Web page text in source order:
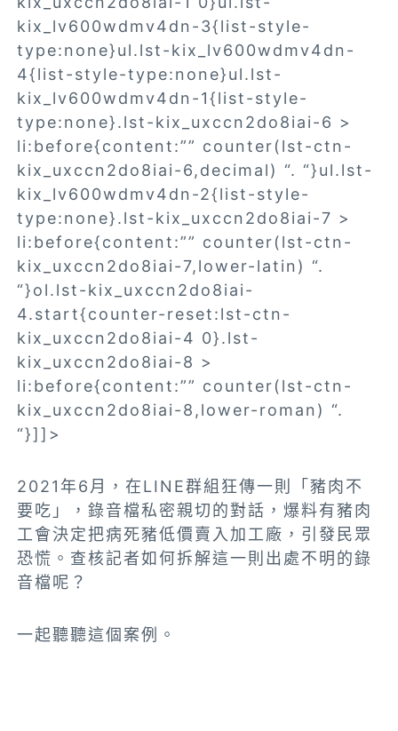
kix_lv600wdmv4dn-3{list-style-
type:none}ul.lst-kix_lv600wdmv4dn-
4{list-style-type:none}ul.lst-
kix_lv600wdmv4dn-1{list-style-
type:none}.lst-kix_uxccn2do8iai-6 >
li:before{content:”” counter(lst-ctn-
kix_uxccn2do8iai-6,decimal) “. “}ul.lst-
kix_lv600wdmv4dn-2{list-style-
type:none}.lst-kix_uxccn2do8iai-7 >
li:before{content:”” counter(lst-ctn-
kix_uxccn2do8iai-7,lower-latin) “.
“}ol.lst-kix_uxccn2do8iai-
4.start{counter-reset:lst-ctn-
kix_uxccn2do8iai-4 0}.lst-
kix_uxccn2do8iai-8 >
li:before{content:”” counter(lst-ctn-
kix_uxccn2do8iai-8,lower-roman) “.
“}]]>
2021年6月，在LINE群組狂傳一則「豬肉不
要吃」，錄音檔私密親切的對話，爆料有豬肉
工會決定把病死豬低價賣入加工廠，引發民眾
恐慌。查核記者如何拆解這一則出處不明的錄
音檔呢？
一起聽聽這個案例。